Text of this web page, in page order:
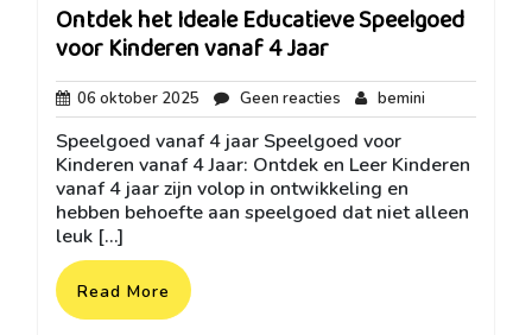
Ontdek het Ideale Educatieve Speelgoed
voor Kinderen vanaf 4 Jaar
06 oktober 2025 06
oktober
2025
Geen reacties Geen
reacties
bemini
Speelgoed vanaf 4 jaar Speelgoed voor
Kinderen vanaf 4 Jaar: Ontdek en Leer Kinderen
vanaf 4 jaar zijn volop in ontwikkeling en
hebben behoefte aan speelgoed dat niet alleen
leuk […]
Read More